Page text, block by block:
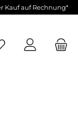
Kauf auf Rechnung*
Du hast 0 Produkte